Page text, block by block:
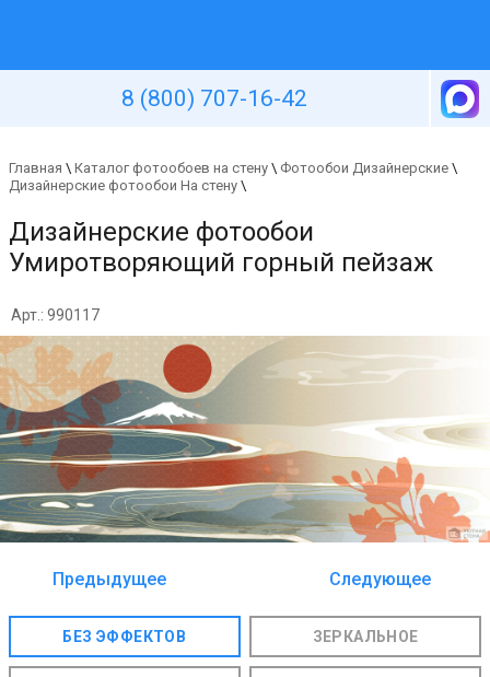
8 (800) 707-16-42
Главная \ Каталог фотообоев на стену \ Фотообои Дизайнерские \
Дизайнерские фотообои На стену \
Дизайнерские фотообои
Умиротворяющий горный пейзаж
Арт.: 990117
Предыдущее
Следующее
БЕЗ ЭФФЕКТОВ ЗЕРКАЛЬНОЕ